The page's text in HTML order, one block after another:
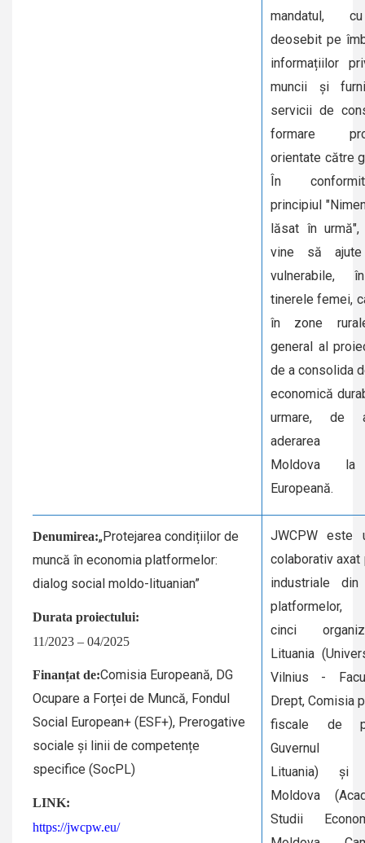
mandatul,
deosebit pe
informațiilor
muncii și
servicii de
formare
orientate către
În
principiul
lăsat în urmă",
vine să ajute
vulnerabile,
tinerele femei,
în zone
general al
de a consolida
economică
urmare, de
aderarea
Moldova la
Europeană.
Denumirea:„Protejarea condițiilor de
muncă în economia platformelor:
dialog social moldo-lituanian”
Durata proiectului:
11/2023 – 04/2025
Finanțat de:Comisia Europeană, DG
Ocupare a Forței de Muncă, Fondul
Social European+ (ESF+), Prerogative
sociale și linii de competențe
specifice (SocPL)
LINK:
https://jwcpw.eu/
JWCPW este
colaborativ
industriale din
platformelor,
cinci
Lituania
Vilnius -
Drept, Comisia
fiscale de
Guvernul
Lituania) și
Moldova
Studii